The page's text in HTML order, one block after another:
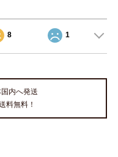
8 1
内へ発送
料無料！